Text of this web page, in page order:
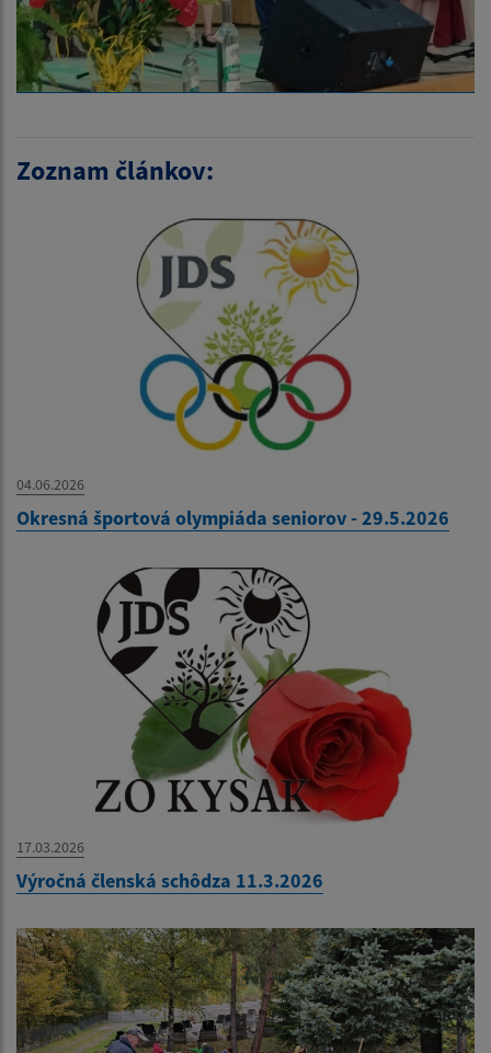
Zoznam článkov:
04.06.2026
Okresná športová olympiáda seniorov - 29.5.2026
17.03.2026
Výročná členská schôdza 11.3.2026